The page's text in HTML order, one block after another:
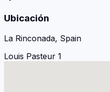
Ubicación
La Rinconada, Spain
Louis Pasteur 1